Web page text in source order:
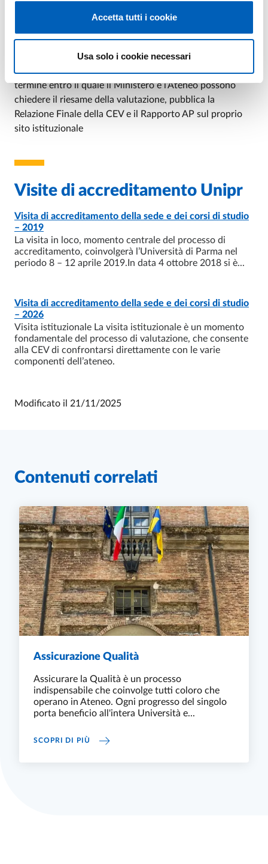
Accetta tutti i cookie
Usa solo i cookie necessari
Rapporto ANVUR.
giudizio di Accreditamento, viene trasmesso dall’ANVUR
al MUR e all’Ateneo. L’Accreditamento viene concesso
con Decreto Ministeriale. L’ANVUR, trascorsi 10 gg dal
termine entro il quale il Ministero e l’Ateneo possono
chiedere il riesame della valutazione, pubblica la
Relazione Finale della CEV e il Rapporto AP sul proprio
sito istituzionale
Visite di accreditamento Unipr
PAGINA- ULTIMO AGGIORNAMENTO:16/06/2026
Visita di accreditamento della sede e dei corsi di studio
– 2019
La visita in loco, momento centrale del processo di
accreditamento, coinvolgerà l’Università di Parma nel
periodo 8 – 12 aprile 2019.In data 4 ottobre 2018 si è...
PAGINA- ULTIMO AGGIORNAMENTO:17/07/2025
Visita di accreditamento della sede e dei corsi di studio
– 2026
Visita istituzionale La visita istituzionale è un momento
fondamentale del processo di valutazione, che consente
alla CEV di confrontarsi direttamente con le varie
componenti dell’ateneo.
Modificato il 21/11/2025
Contenuti correlati
Assicurazione Qualità
Assicurare la Qualità è un processo
indispensabile che coinvolge tutti coloro che
operano in Ateneo. Ogni progresso del singolo
porta beneficio all'intera Università e...
SCOPRI DI PIÙ ASSICURAZIONE QUALITÀ